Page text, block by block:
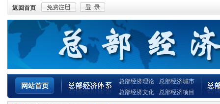
返回首页
网站首页
总部经济理论
总部经济文化
总部经济城市
总部经济项目